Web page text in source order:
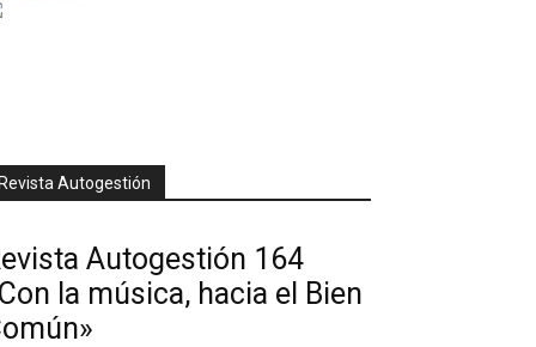
Revista Autogestión
Autogestión 164
la música, hacia el Bien